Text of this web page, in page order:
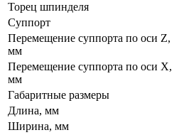
Торец шпинделя
Суппорт
Перемещение суппорта по оси Z,
мм
Перемещение суппорта по оси Х,
мм
Габаритные размеры
Длина, мм
Ширина, мм